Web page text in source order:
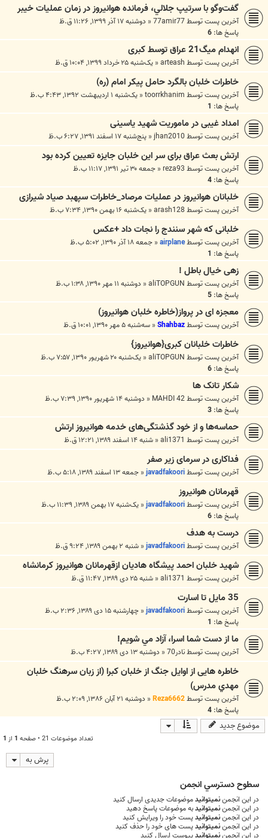
گفت‌وگو با سرتیپ جلالي، فرمانده هوانيروز در زمان عمليات خيبر
آخرین پست توسط77amir77
« دوشنبه ۱۷ آذر ۱۳۹۹, ۱۱:۲۶ ق.ظ
پاسخ ها: 6
انهدام میگ21 عراق توسط کبری
آخرین پست توسط arteash
« یک‌شنبه ۲۵ خرداد ۱۳۹۹, ۱۰:۰۴ ق.ظ
خاطرات خلبان بالگرد حامل پيكر امام (ره)
آخرین پست توسط toorrkhanim
« یک‌شنبه ۱ اردیبهشت ۱۳۹۲, ۴:۴۳ ب.ظ
پاسخ ها: 1
امداد غیبی در ماموریت شهید یاسینی
آخرین پست توسط jhan2010
« پنج‌شنبه ۱۷ اسفند ۱۳۹۱, ۶:۲۷ ب.ظ
ارتش بعث عراق برای سر این خلبان جایزه تعیین کرده بود
آخرین پست توسط reza93
« جمعه ۳۰ تیر ۱۳۹۱, ۱۱:۱۷ ب.ظ
پاسخ ها: 4
خلبانان هوانیروز در عملیات مرصاد_خاطرات سپهبد صیاد شیرازی
آخرین پست توسط arash128
« یک‌شنبه ۱۶ بهمن ۱۳۹۰, ۷:۳۴ ب.ظ
خلبانی که شهر سنندج را نجات داد +عکس
آخرین پست توسطairplane
« جمعه ۱۸ آذر ۱۳۹۰, ۵:۰۲ ب.ظ
پاسخ ها: 1
زهی خیال باطل !
آخرین پست توسط aliTOPGUN
« دوشنبه ۱۱ مهر ۱۳۹۰, ۱:۳۸ ب.ظ
پاسخ ها: 5
معجزه ای در پرواز(خاطره خلبان هوانیروز)
آخرین پست توسطShahbaz
« سه‌شنبه ۵ مهر ۱۳۹۰, ۱۰:۰۱ ق.ظ
خاطرات خلبانان کبری{هوانیروز}
آخرین پست توسط aliTOPGUN
« یک‌شنبه ۲۰ شهریور ۱۳۹۰, ۷:۵۷ ب.ظ
پاسخ ها: 6
شکار تانک ها
آخرین پست توسطMAHDI 42
« دوشنبه ۱۴ شهریور ۱۳۹۰, ۷:۳۹ ب.ظ
پاسخ ها: 3
حماسه‌ها و از خود گذشتگی‌های خدمه هوانیروز ارتش
آخرین پست توسط ali1371
« شنبه ۱۴ اسفند ۱۳۸۹, ۱۲:۲۱ ق.ظ
فداکاری در سرمای زیر صفر
آخرین پست توسطjavadfakoori
« جمعه ۱۳ اسفند ۱۳۸۹, ۵:۱۸ ب.ظ
قهرمانان هوانیروز
آخرین پست توسطjavadfakoori
« یک‌شنبه ۱۷ بهمن ۱۳۸۹, ۱۱:۳۹ ب.ظ
پاسخ ها: 6
درست به هدف
آخرین پست توسطjavadfakoori
« شنبه ۲ بهمن ۱۳۸۹, ۹:۲۴ ق.ظ
شهید خلبان احمد پیشگاه هادیان ازقهرمانان هوانیروز کرمانشاه
آخرین پست توسط ali1371
« شنبه ۲۵ دی ۱۳۸۹, ۱۱:۴۷ ق.ظ
35 مایل تا اسارت
آخرین پست توسطjavadfakoori
« چهارشنبه ۱۵ دی ۱۳۸۹, ۲:۳۶ ب.ظ
پاسخ ها: 1
ما از دست شما اسرا، آزاد مي شويم!
آخرین پست توسطنادر70 « دوشنبه ۱۳ دی ۱۳۸۹, ۴:۲۷ ب.ظ
خاطره هایی از اوایل جنگ از خلبان کبرا (از زبان سرهنگ خلبان
مهدي مدرس)
آخرین پست توسطReza6662
« دوشنبه ۲۱ آبان ۱۳۸۶, ۲:۰۹ ب.ظ
پاسخ ها: 4
موضوع جدید
تعداد موضوعات 21 • صفحه 1 از 1
پرش به
سطوح دسترسي انجمن
در این انجمننمیتوانیدموضوعات جدیدی ارسال کنید
در این انجمننمیتوانیدبه موضوعات پاسخ دهید
در این انجمننمیتوانیدپست خود را ویرایش کنید
در این انجمننمیتوانیدپست های خود را حذف کنید
در این انجمننمیتوانیدپیوست ارسال کنید